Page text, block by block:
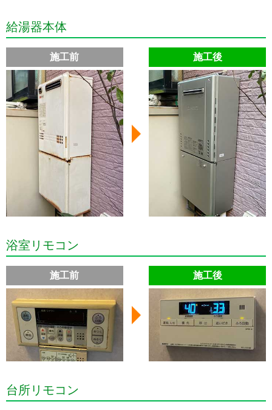
給湯器本体
施工前 施工後
浴室リモコン
施工前 施工後
台所リモコン